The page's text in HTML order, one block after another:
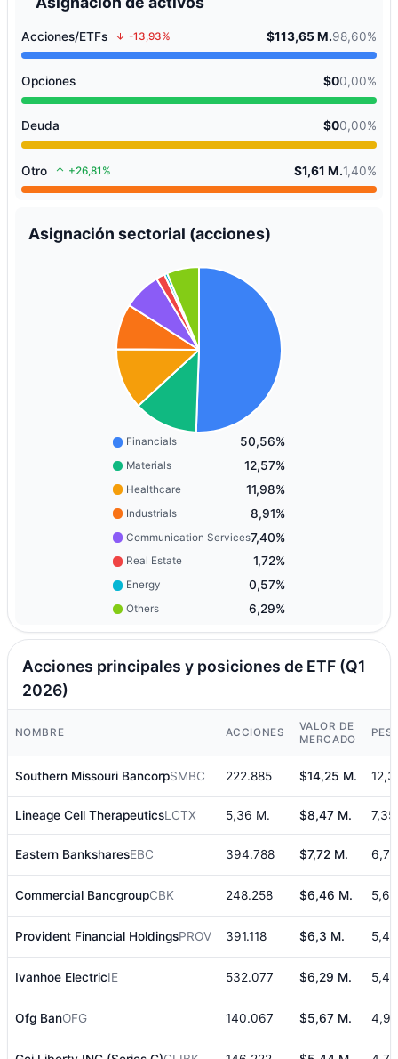
Acciones/ETFs -13,93% $113,65 M.98,60%
Opciones $00,00%
Deuda $00,00%
Otro +26,81% $1,61 M.1,40%
Asignación sectorial (acciones)
Financials 50,56%
Materials 12,57%
Healthcare 11,98%
Industrials 8,91%
Communication Services7,40%
Real Estate 1,72%
Energy 0,57%
Others 6,29%
Acciones principales y posiciones de ETF (Q1
2026)
NOMBRE ACCIONES
VALOR DE
MERCADO
Southern Missouri BancorpSMBC 222.885 $14,25 M.
Lineage Cell TherapeuticsLCTX 5,36 M. $8,47 M.
Eastern BanksharesEBC 394.788 $7,72 M.
Commercial BancgroupCBK 248.258 $6,46 M.
Provident Financial HoldingsPROV 391.118 $6,3 M.
Ivanhoe ElectricIE 532.077 $6,29 M.
Ofg BanOFG 140.067 $5,67 M.